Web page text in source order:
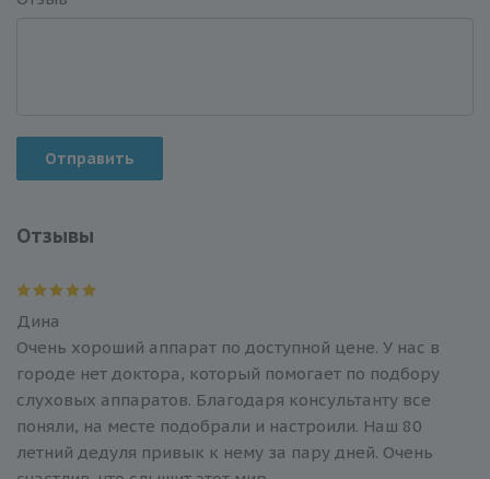
Отправить
Отзывы
Дина
Очень хороший аппарат по доступной цене. У нас в
городе нет доктора, который помогает по подбору
слуховых аппаратов. Благодаря консультанту все
поняли, на месте подобрали и настроили. Наш 80
летний дедуля привык к нему за пару дней. Очень